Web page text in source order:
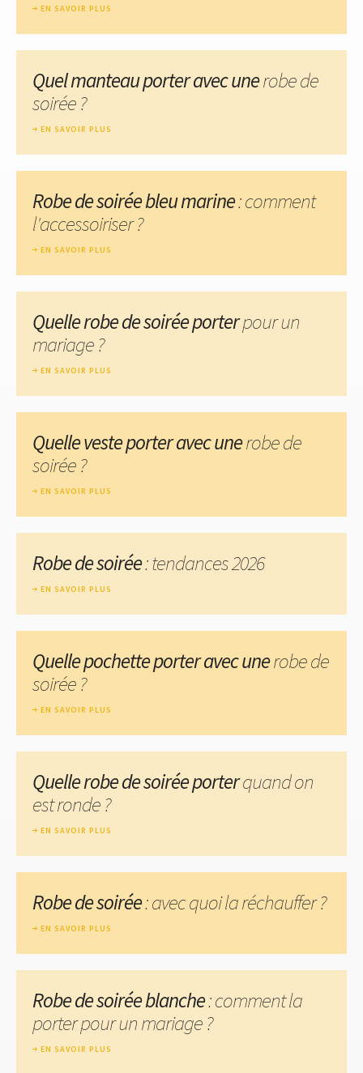
EN SAVOIR PLUS
Quel manteau porter avec unerobe de
soirée ?
EN SAVOIR PLUS
Robe de soirée bleu marine: comment
l'accessoiriser ?
EN SAVOIR PLUS
Quelle robe de soirée porterpour un
mariage ?
EN SAVOIR PLUS
Quelle veste porter avec unerobe de
soirée ?
EN SAVOIR PLUS
Robe de soirée: tendances 2026
EN SAVOIR PLUS
Quelle pochette porter avec unerobe de
soirée ?
EN SAVOIR PLUS
Quelle robe de soirée porterquand on
est ronde ?
EN SAVOIR PLUS
Robe de soirée: avec quoi la réchauffer ?
EN SAVOIR PLUS
Robe de soirée blanche: comment la
porter pour un mariage ?
EN SAVOIR PLUS